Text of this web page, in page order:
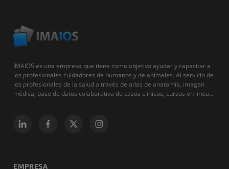
IMAIOS es una empresa que tiene como objetivo ayudar y capacitar a
los profesionales cuidadores de humanos y de animales. Al servicio de
los profesionales de la salud a través de atlas de anatomía, imagen
médica, base de datos colaborativa de casos clínicos, cursos en línea...
EMPRESA